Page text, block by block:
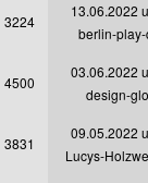
3224
13.06.2022
berlin-play-
4500
03.06.2022
design-
3831
09.05.2022
Lucys-